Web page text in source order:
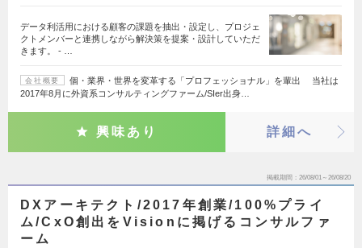
データ利活用における顧客の課題を抽出・設定し、プロジェ
クトメンバーと連携しながら解決策を提案・設計していただ
きます。 - …
会社概要
個・業界・世界を変革する「プロフェッショナル」を輩出 当社は
2017年8月に外資系コンサルティングファーム/SIer出身…
興味あり 詳細へ
掲載期間 26/08/01～26/08/20
DXアーキテクト/2017年創業/100%プライ
ム/CxO創出をVisionに掲げるコンサルファ
ーム